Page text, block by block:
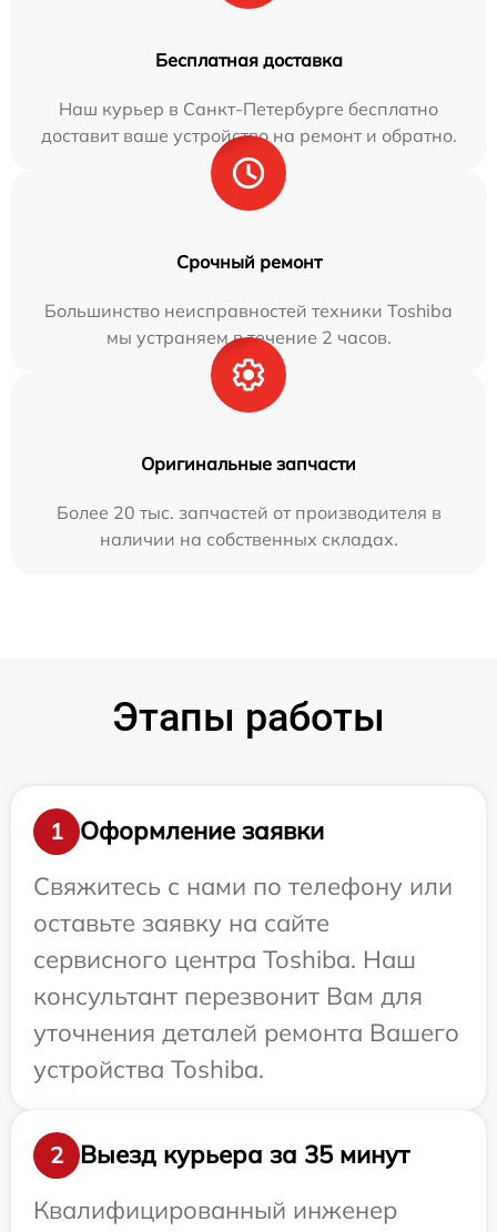
Бесплатная доставка
Наш курьер в Санкт-Петербурге бесплатно
доставит ваше устройство на ремонт и обратно.
Срочный ремонт
Большинство неисправностей техники Toshiba
мы устраняем в течение 2 часов.
Оригинальные запчасти
Более 20 тыс. запчастей от производителя в
наличии на собственных складах.
Этапы работы
1
Оформление заявки
Свяжитесь с нами по телефону или
оставьте заявку на сайте
сервисного центра Toshiba. Наш
консультант перезвонит Вам для
уточнения деталей ремонта Вашего
устройства Toshiba.
2
Выезд курьера за 35 минут
Квалифицированный инженер